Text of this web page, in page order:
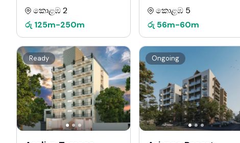
වෙතින්
කොළඹ 2
රු 125m-250m
වෙතින්
කොළඹ 5
රු 56m-60m
Ready Ongoing